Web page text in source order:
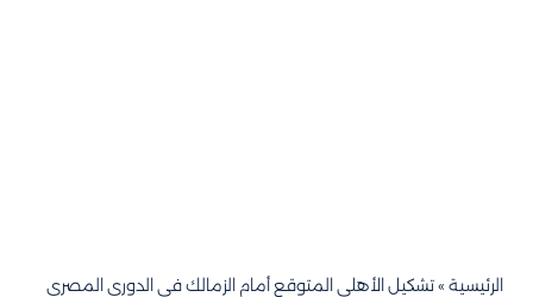
الرئيسية »تشكيل الأهلي المتوقع أمام الزمالك في الدوري المصري